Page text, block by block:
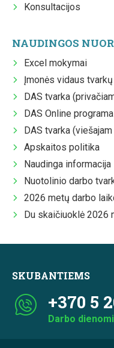
Konsultacijos
NAUDINGOS
Excel mokymai
Įmonės vidaus
DAS tvarka
DAS Online programa
DAS tvarka
Apskaitos politika
Naudinga informacija
Nuotolinio darbo
2026 metų darbo
Du skaičiuoklė 2026
SKUBANTIEMS
+370 5
Darbo